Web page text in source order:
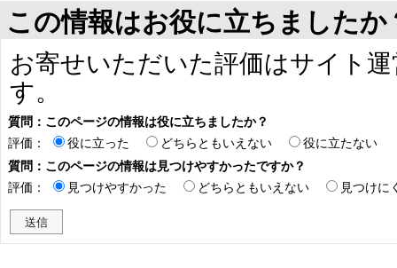
この情報はお役に立ちましたか
お寄せいただいた評価はサイト
す。
質問：このページの情報は役に立ちましたか？
評価：
役に立った どちらともいえない
役に立たない
質問：このページの情報は見つけやすかったですか？
評価：
見つけやすかった どちらともいえない 見つけに